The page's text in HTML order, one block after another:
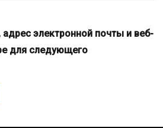
электронной почты и веб-
для следующего